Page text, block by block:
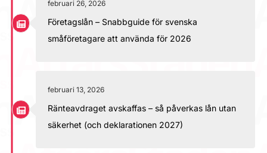
februari 26, 2026
Företagslån – Snabbguide för svenska
småföretagare att använda för 2026
februari 13, 2026
Ränteavdraget avskaffas – så påverkas lån utan
säkerhet (och deklarationen 2027)